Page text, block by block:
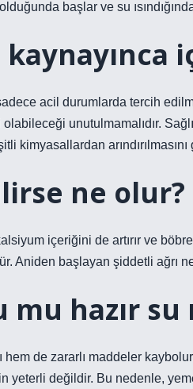
başlar ve su
kaynayınca
acil durumlarda tercih
unutulmamalıdır.
kimyasallardan arındırılmasını
ne olur?
içeriğini de artırır ve
Aniden başlayan şiddetli ağrı
mu hazır su
hem de zararlı maddeler
yeterli değildir. Bu nedenle,